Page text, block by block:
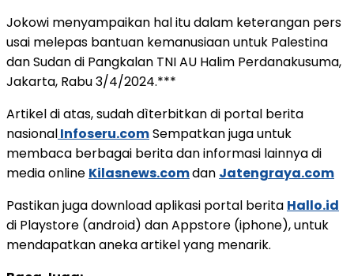
Jokowi menyampaikan hal itu dalam keterangan pers
usai melepas bantuan kemanusiaan untuk Palestina
dan Sudan di Pangkalan TNI AU Halim Perdanakusuma,
Jakarta, Rabu 3/4/2024.***
Artikel di atas, sudah dìterbitkan di portal berita
nasionalInfoseru.comSempatkan juga untuk
membaca berbagai berita dan informasi lainnya di
media online Kilasnews.comdan Jatengraya.com
Pastikan juga download aplikasi portal berita Hallo.id
di Playstore (android) dan Appstore (iphone), untuk
mendapatkan aneka artikel yang menarik.